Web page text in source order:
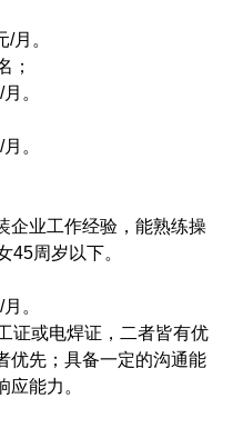
月。
；
。
。
企业工作经验，能熟练操
45周岁以下。
。
证或电焊证，二者皆有优
优先；具备一定的沟通能
能力。